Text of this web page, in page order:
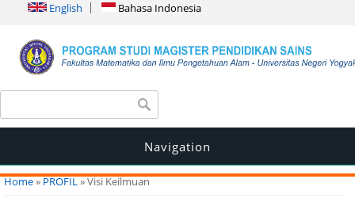
English Bahasa Indonesia
Search form
Navigation
You are here
Home»PROFIL» Visi Keilmuan